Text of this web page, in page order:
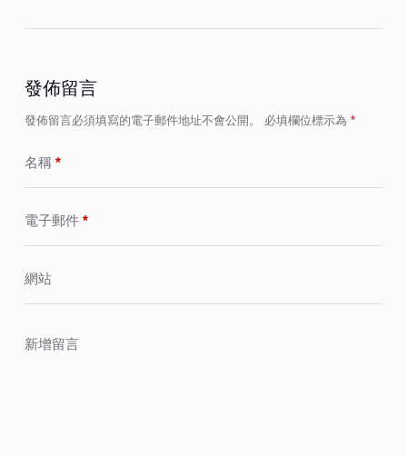
發佈留言
發佈留言必須填寫的電子郵件地址不會公開。 必填欄位標示為 *
名稱*
電子郵件*
網站
新增留言